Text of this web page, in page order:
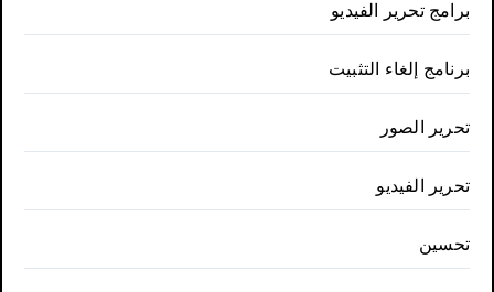
برامج تحرير الفيديو
برنامج إلغاء التثبيت
تحرير الصور
تحرير الفيديو
تحسين